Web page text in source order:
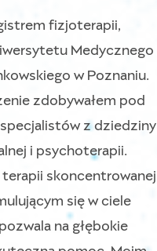
fizjoterapii,
Medycznego
w Poznaniu.
zdobywałem pod
z dziedziny
i psychoterapii.
skoncentrowanej
się w ciele
na głębokie